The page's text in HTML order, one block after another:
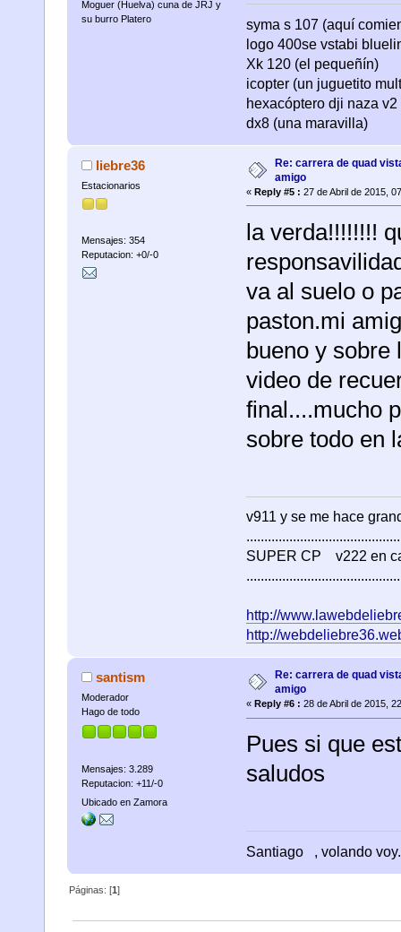
Moguer (Huelva) cuna de JRJ y
su burro Platero
syma s 107 (aquí
logo 400se vstabi
Xk 120 (el pequeñín)
icopter (un juguetito
hexacóptero dji naza
dx8 (una maravilla)
liebre36
Estacionarios
Mensajes: 354
Reputacion: +0/-0
Re: carrera de quad
amigo
« Reply #5 : 27 de Abril de 2015,
la verda!!!!!!!!
va al suelo o
paston.mi
bueno y sobre
video de
final....mucho
sobre todo en
v911 y se me hace
SUPER CP v222 en
http://
http://
santism
Moderador
Hago de todo
Mensajes: 3.289
Reputacion: +11/-0
Ubicado en Zamora
Re: carrera de quad
amigo
« Reply #6 : 28 de Abril de 2015,
Pues si que
saludos
Santiago , volando
Páginas: [1]